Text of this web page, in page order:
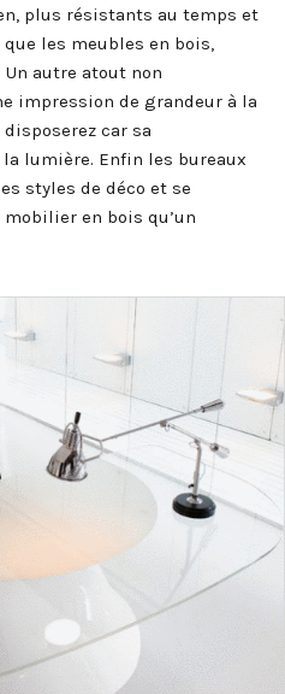
plus résistants au temps et
les meubles en bois,
autre atout non
impression de grandeur à la
car sa
lumière. Enfin les bureaux
styles de déco et se
en bois qu’un